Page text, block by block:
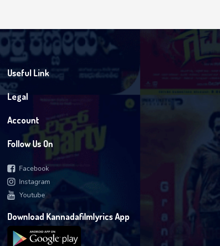
Useful Link
Legal
Account
Follow Us On
Facebook
Instagram
Youtube
Download Kannadafilmlyrics App